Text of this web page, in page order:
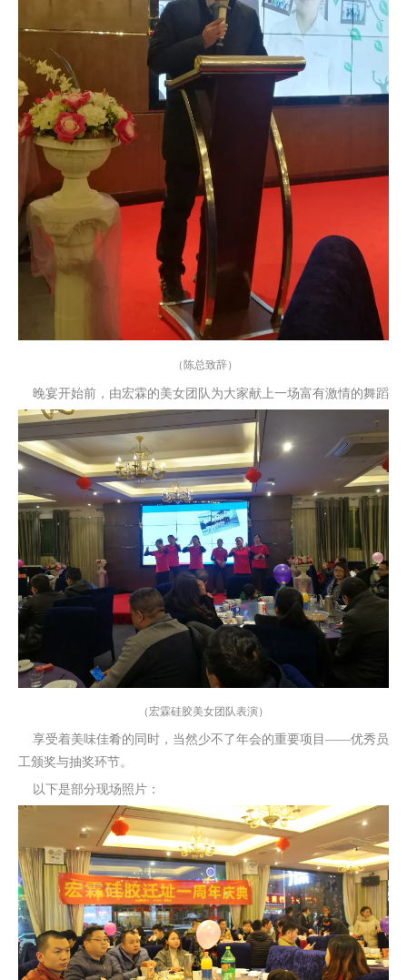
（陈总致辞）
晚宴开始前，由宏霖的美女团队为大家献上一场富有激情的舞蹈
（宏霖硅胶美女团队表演）
享受着美味佳肴的同时，当然少不了年会的重要项目——优秀员
工颁奖与抽奖环节。
以下是部分现场照片：